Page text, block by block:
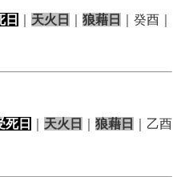
日 天火日 狼藉日
｜癸酉｜
死日 天火日 狼藉日
｜乙酉